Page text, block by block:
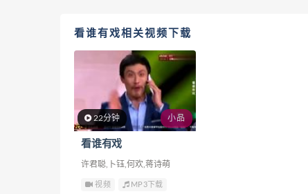
看谁有戏相关视频下载
22分钟 小品
看谁有戏
许君聪,卜钰,何欢,蒋诗萌
视频 MP3下载